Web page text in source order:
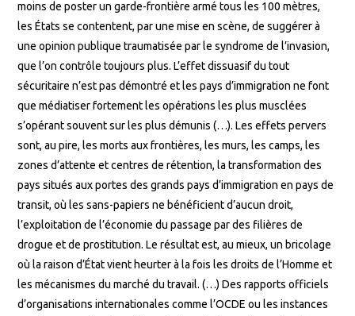
moins de poster un garde-frontière armé tous les 100 mètres,
les États se contentent, par une mise en scène, de suggérer à
une opinion publique traumatisée par le syndrome de l’invasion,
que l’on contrôle toujours plus. L’effet dissuasif du tout
sécuritaire n’est pas démontré et les pays d’immigration ne font
que médiatiser fortement les opérations les plus musclées
s’opérant souvent sur les plus démunis (…). Les effets pervers
sont, au pire, les morts aux frontières, les murs, les camps, les
zones d’attente et centres de rétention, la transformation des
pays situés aux portes des grands pays d’immigration en pays de
transit, où les sans-papiers ne bénéficient d’aucun droit,
l’exploitation de l’économie du passage par des filières de
drogue et de prostitution. Le résultat est, au mieux, un bricolage
où la raison d’État vient heurter à la fois les droits de l’Homme et
les mécanismes du marché du travail. (…) Des rapports officiels
d’organisations internationales comme l’OCDE ou les instances